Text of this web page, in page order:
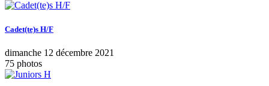
Cadet(te)s H/F
dimanche 12 décembre 2021
75 photos